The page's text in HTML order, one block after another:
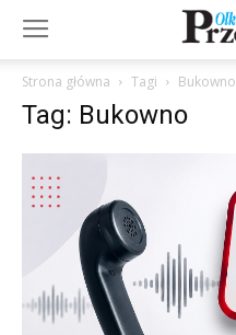
Strona główna Tagi Bukowno
Tag: Bukowno